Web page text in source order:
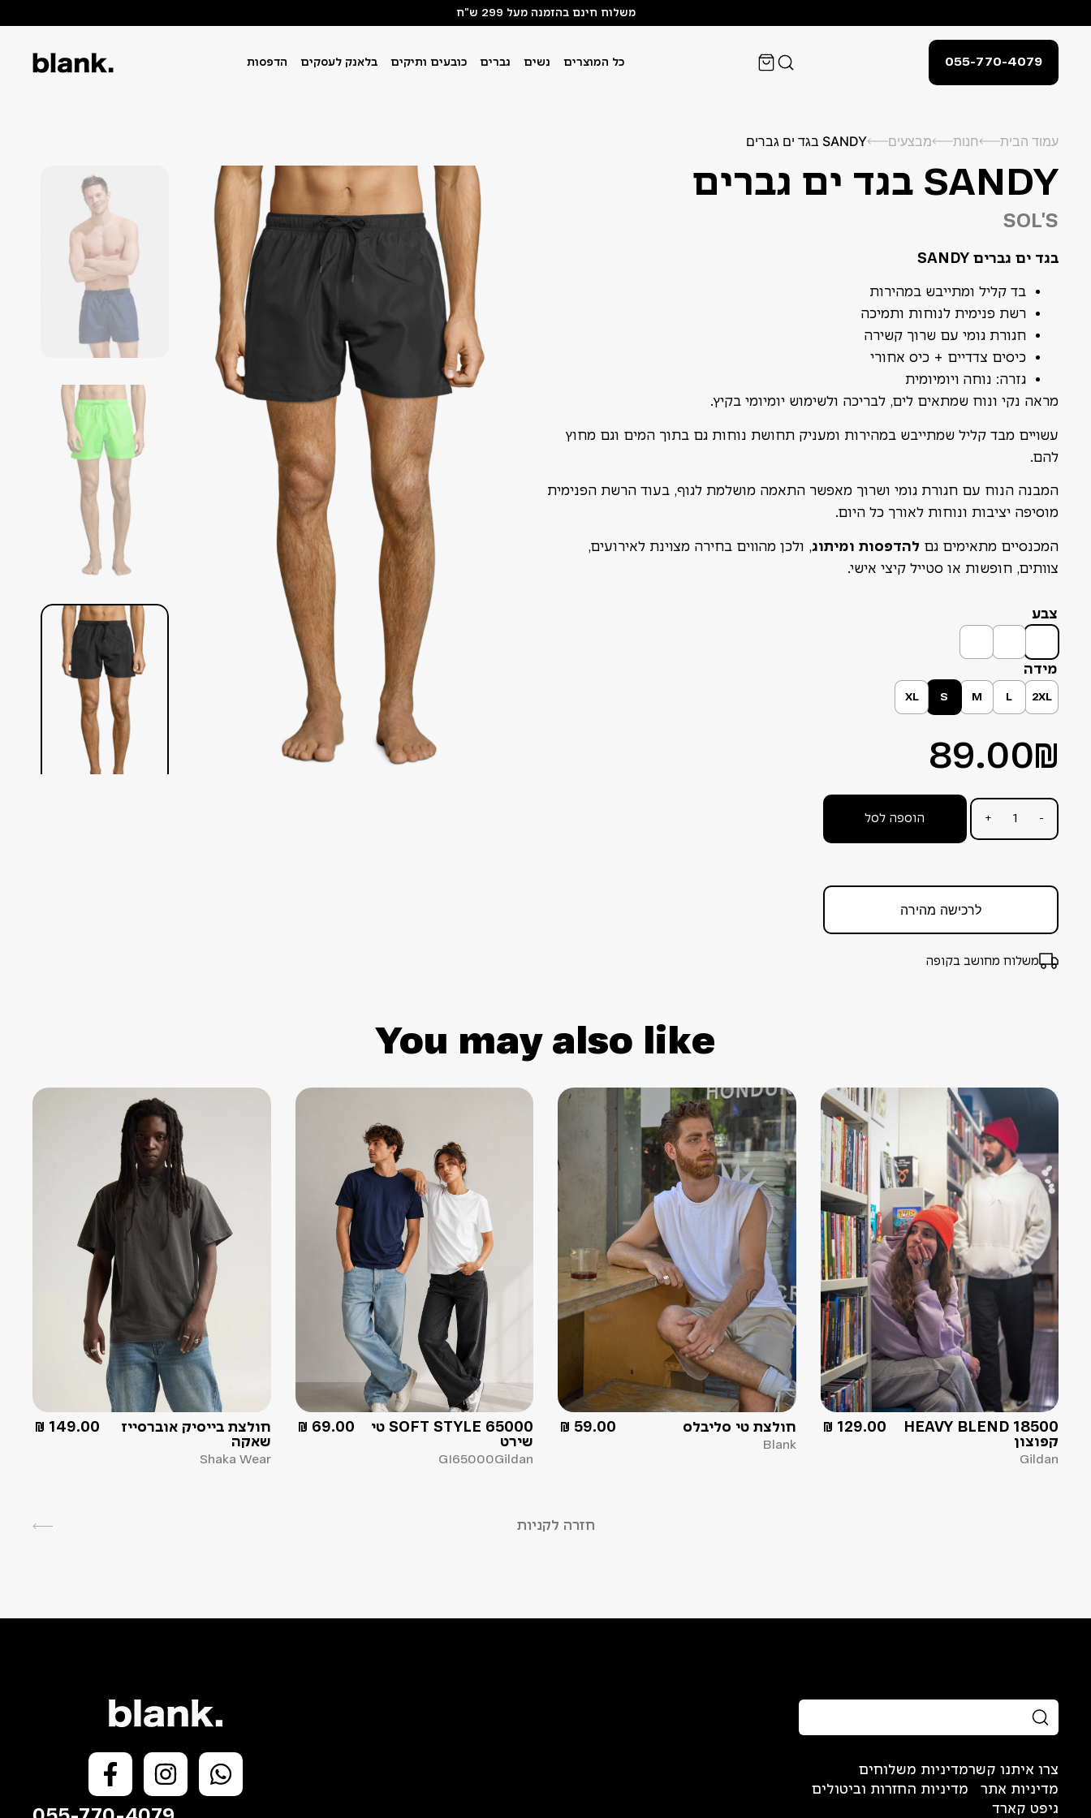
משלוח חינם בהזמנה מעל 299 ש"ח
055-770-4079 כל המוצרים נשים גברים כובעים ותיקים בלאנק לעסקים הדפסות
עמוד הבית חנות מבצעים SANDY בגד ים גברים
SANDY בגד ים גברים
SOL'S
בגד ים גברים SANDY
בד קליל ומתייבש במהירות
רשת פנימית לנוחות ותמיכה
חגורת גומי עם שרוך קשירה
כיסים צדדיים + כיס אחורי
גזרה: נוחה ויומיומית
מראה נקי ונוח שמתאים לים, לבריכה ולשימוש יומיומי בקיץ.
עשויים מבד קליל שמתייבש במהירות ומעניק תחושת נוחות גם בתוך המים וגם מחוץ
להם.
המבנה הנוח עם חגורת גומי ושרוך מאפשר התאמה מושלמת לגוף, בעוד הרשת הפנימית
מוסיפה יציבות ונוחות לאורך כל היום.
המכנסיים מתאימים גם להדפסות ומיתוג, ולכן מהווים בחירה מצוינת לאירועים,
צוותים, חופשות או סטייל קיצי אישי.
צבע
מידה
2XL
L
M
S
XL
89.00₪
-
+ הוספה לסל
לרכישה מהירה
משלוח מחושב בקופה
You may also like
HEAVY BLEND 18500
קפוצון
Gildan
129.00
₪ חולצת טי סליבלס
Blank
59.00
₪
SOFT STYLE 65000 טי
שירט
GI65000Gildan
69.00
₪
חולצת בייסיק אוברסייז
שאקה
Shaka Wear
149.00
₪
חזרה לקניות
צרו איתנו קשר
מדיניות אתר
גיפט קארד
מדיניות משלוחים
מדיניות החזרות וביטולים